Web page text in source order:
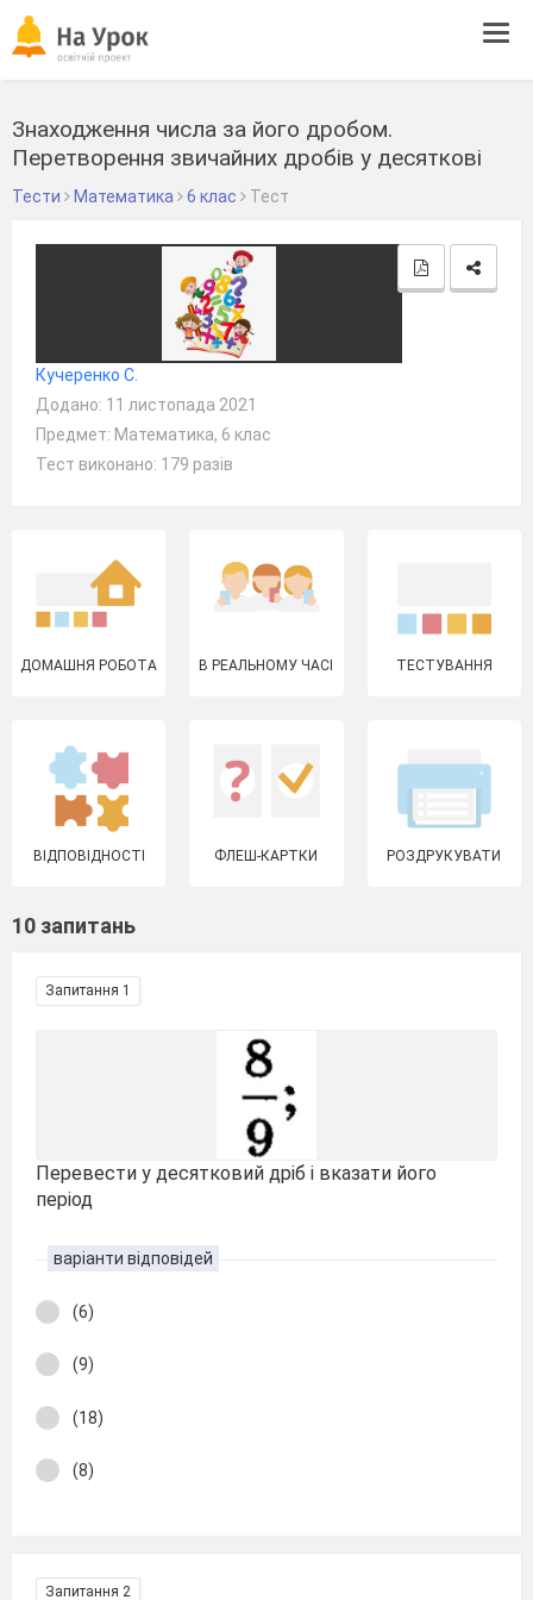
Знаходження числа за його дробом.
Перетворення звичайних дробів у десяткові
Тести Математика 6 клас Тест
Кучеренко С.
Додано: 11 листопада 2021
Предмет: Математика, 6 клас
Тест виконано: 179 разів
ДОМАШНЯ РОБОТА В РЕАЛЬНОМУ ЧАСІ ТЕСТУВАННЯ
ВІДПОВІДНОСТІ ФЛЕШ-КАРТКИ РОЗДРУКУВАТИ
10 запитань
Запитання 1
Перевести у десятковий дріб і вказати його
період
варіанти відповідей
(6)
(9)
(18)
(8)
Запитання 2